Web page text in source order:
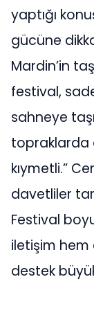
yaptığı
gücüne
Mardin’in
festival,
sahneye
topraklarda
kıymetli.”
davetliler
Festival
iletişim hem
destek